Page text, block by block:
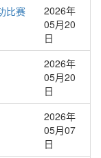
比赛
2026年
05月20
日
2026年
05月20
日
2026年
05月07
日